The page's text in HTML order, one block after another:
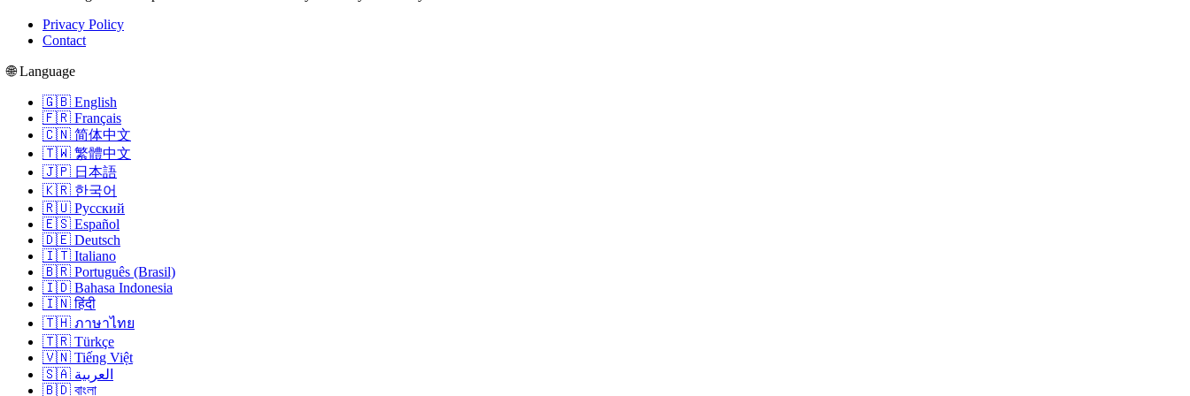
Privacy Policy
Contact
🌐 Language
🇬🇧 English
🇫🇷 Français
🇨🇳 简体中文
🇹🇼 繁體中文
🇯🇵 日本語
🇰🇷 한국어
🇷🇺 Русский
🇪🇸 Español
🇩🇪 Deutsch
🇮🇹 Italiano
🇧🇷 Português (Brasil)
🇮🇩 Bahasa Indonesia
🇮🇳 हिंदी
🇹🇭 ภาษาไทย
🇹🇷 Türkçe
🇻🇳 Tiếng Việt
🇸🇦 العربية
🇧🇩 বাংলা